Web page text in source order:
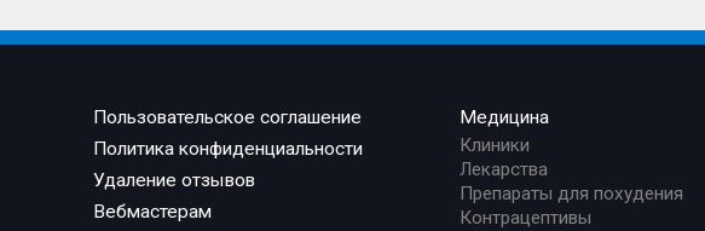
Пользовательское соглашение
Политика конфиденциальности
Удаление отзывов
Вебмастерам
Медицина
Клиники
Лекарства
Препараты для похудения
Контрацептивы